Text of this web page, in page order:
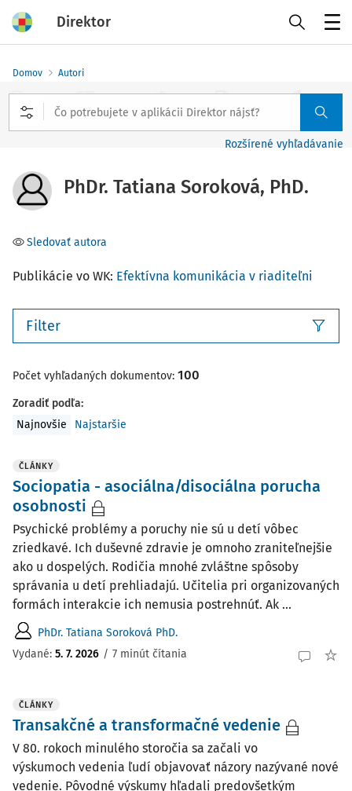
Direktor
Domov Autori
Rozšírené vyhľadávanie
PhDr. Tatiana Soroková, PhD.
Sledovať autora
Publikácie vo WK: Efektívna komunikácia v riaditeľni
Filter
Počet vyhľadaných dokumentov: 100
Zoradiť podľa:
Najnovšie
Najstaršie
ČLÁNKY
Sociopatia - asociálna/disociálna porucha
osobnosti
Psychické problémy a poruchy nie sú u detí vôbec
zriedkavé. Ich duševné zdravie je omnoho zraniteľnejšie
ako u dospelých. Rodičia mnohé zvláštne spôsoby
správania u detí prehliadajú. Učitelia pri organizovaných
formách interakcie ich nemusia postrehnúť. Ak ...
PhDr. Tatiana Soroková PhD.
Vydané: 5. 7. 2026 / 7 minút čítania
ČLÁNKY
Transakčné a transformačné vedenie
V 80. rokoch minulého storočia sa začali vo
výskumoch vedenia ľudí objavovať názory nazývané nové
vedenie. Pôvodné výskumy hľadali predovšetkým